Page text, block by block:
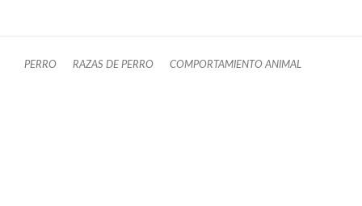
PERRO RAZAS DE PERRO COMPORTAMIENTO ANIMAL